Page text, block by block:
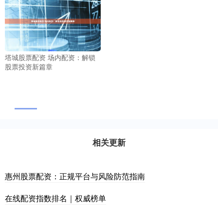
塔城股票配资 场内配资：解锁
股票投资新篇章
相关更新
惠州股票配资：正规平台与风险防范指南
在线配资指数排名｜权威榜单